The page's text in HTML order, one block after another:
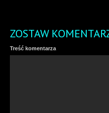
ZOSTAW
Treść komentarza